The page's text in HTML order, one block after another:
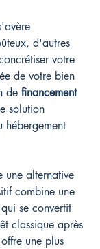
d'autres
votre
de votre bien
de financement
solution
une alternative
combine une
se convertit
classique après
une plus